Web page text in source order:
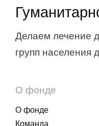
Делаем лечение
групп населения
О фонде
О фонде
Команда